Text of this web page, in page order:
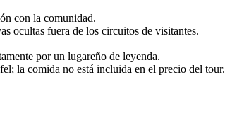
con la comunidad.
ocultas fuera de los circuitos de visitantes.
por un lugareño de leyenda.
la comida no está incluida en el precio del tour.